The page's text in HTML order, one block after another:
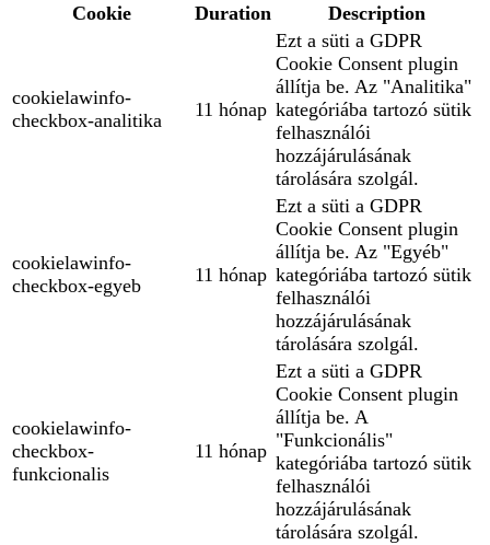
Cookie
Duration Description
cookielawinfo-
checkbox-analitika
11 hónap
Ezt a süti a GDPR
Cookie Consent plugin
állítja be. Az "Analitika"
kategóriába tartozó sütik
felhasználói
hozzájárulásának
tárolására szolgál.
cookielawinfo-
checkbox-egyeb
11 hónap
Ezt a süti a GDPR
Cookie Consent plugin
állítja be. Az "Egyéb"
kategóriába tartozó sütik
felhasználói
hozzájárulásának
tárolására szolgál.
cookielawinfo-
checkbox-
funkcionalis
11 hónap
Ezt a süti a GDPR
Cookie Consent plugin
állítja be. A
"Funkcionális"
kategóriába tartozó sütik
felhasználói
hozzájárulásának
tárolására szolgál.